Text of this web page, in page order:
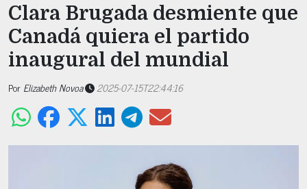
Clara Brugada desmiente que
Canadá quiera el partido
inaugural del mundial
Por Elizabeth Novoa 2025-07-15T22:44:16